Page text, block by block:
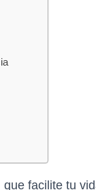
facilite tu